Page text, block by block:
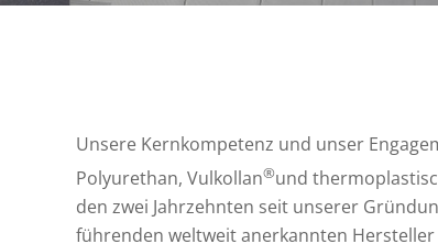
Unsere Kernkompetenz und unser
Polyurethan, Vulkollan®und
den zwei Jahrzehnten seit unserer
führenden weltweit anerkannten